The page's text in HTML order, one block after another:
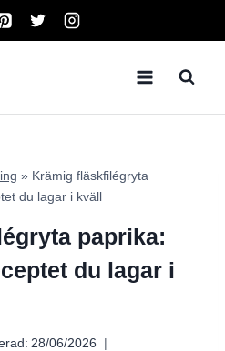
» Krämig fläskfilégryta
du lagar i kväll
paprika:
du lagar i
28/06/2026